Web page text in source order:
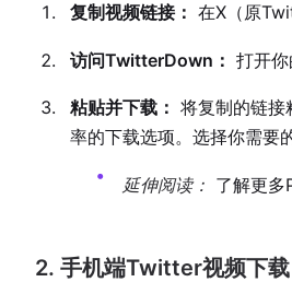
复制视频链接： 在X（原
访问TwitterDown： 打开
粘贴并下载： 将复制的链接
率的下载选项。选择你需要
延伸阅读： 了解更多
2. 手机端Twitter视频下